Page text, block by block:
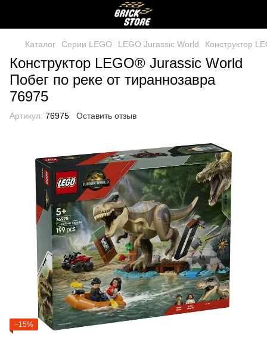
Каталог Серии LEGO LEGO Jurassic World Конструктор
Конструктор LEGO® Jurassic World
Побег по реке от тираннозавра
76975
Артикул: 76975 Оставить отзыв
−15%